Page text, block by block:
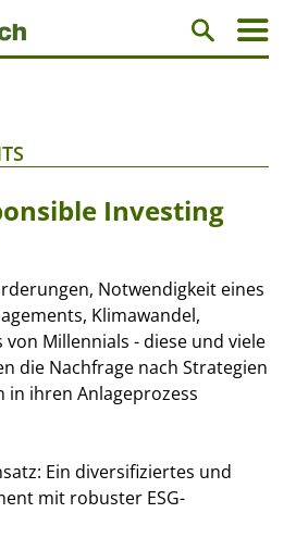
Investing
Notwendigkeit eines
Klimawandel,
von Millennials - diese und viele
die Nachfrage nach Strategien
in ihren Anlageprozess
Ein diversifiziertes und
mit robuster ESG-